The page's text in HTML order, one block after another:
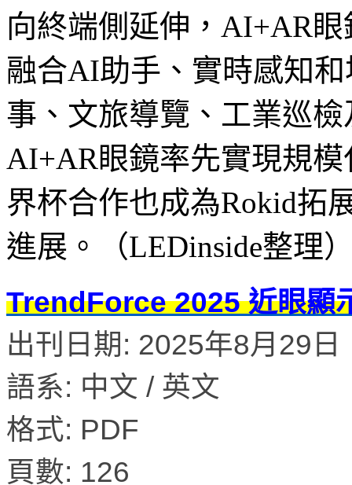
向終端側延伸，AI+AR
融合AI助手、實時感知
事、文旅導覽、工業巡
AI+AR眼鏡率先實現規
界杯合作也成為Rokid拓
進展。（LEDinside整理
TrendForce 2025 近眼顯
出刊日期: 2025年8月29日
語系: 中文 / 英文
格式: PDF
頁數: 126